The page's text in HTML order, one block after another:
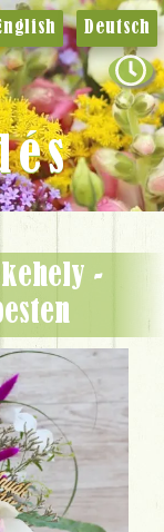
Deutsch